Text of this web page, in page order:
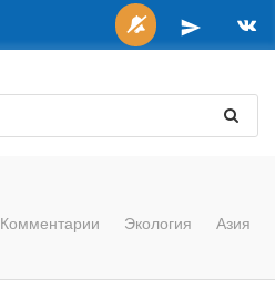
Комментарии Экология Азия